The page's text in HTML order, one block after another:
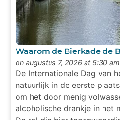
Waarom de Bierkade de
on augustus 7, 2026 at 5:30 am
De Internationale Dag van
natuurlijk in de eerste
om het door menig
alcoholische drankje in het